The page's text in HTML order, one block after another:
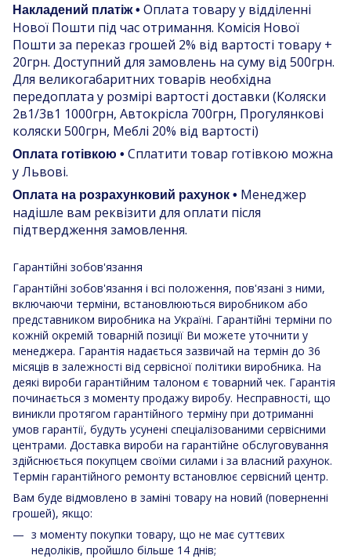
Накладений платіж • Оплата товару у відділенні
Нової Пошти під час отримання. Комісія Нової
Пошти за переказ грошей 2% від вартості товару +
20грн. Доступний для замовлень на суму від 500грн.
Для великогабаритних товарів необхідна
передоплата у розмірі вартості доставки (Коляски
2в1/3в1 1000грн, Автокрісла 700грн, Прогулянкові
коляски 500грн, Меблі 20% від вартості)
Оплата готівкою • Сплатити товар готівкою можна
у Львові.
Оплата на розрахунковий рахунок • Менеджер
надішле вам реквізити для оплати після
підтвердження замовлення.
Гарантійні зобов'язання
Гарантійні зобов'язання і всі положення, пов'язані з ними,
включаючи терміни, встановлюються виробником або
представником виробника на Україні. Гарантійні терміни по
кожній окремій товарній позиції Ви можете уточнити у
менеджера. Гарантія надається зазвичай на термін до 36
місяців в залежності від сервісної політики виробника. На
деякі вироби гарантійним талоном є товарний чек. Гарантія
починається з моменту продажу виробу. Несправності, що
виникли протягом гарантійного терміну при дотриманні
умов гарантії, будуть усунені спеціалізованими сервісними
центрами. Доставка вироби на гарантійне обслуговування
здійснюється покупцем своїми силами і за власний рахунок.
Термін гарантійного ремонту встановлює сервісний центр.
Вам буде відмовлено в заміні товару на новий (поверненні
грошей), якщо:
з моменту покупки товару, що не має суттєвих
недоліків, пройшло більше 14 днів;